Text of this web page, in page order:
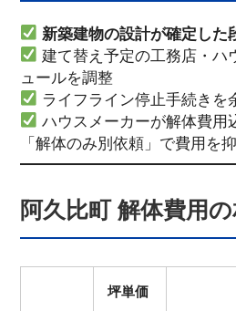
新築建物の設計が確定した
建て替え予定の工務店・ハ
ュールを調整
ライフライン停止手続きを
ハウスメーカーが解体費用
「解体のみ別依頼」で費用を
阿久比町 解体費用
坪単価